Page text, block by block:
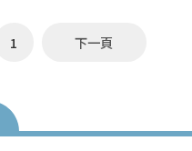
1 下一頁